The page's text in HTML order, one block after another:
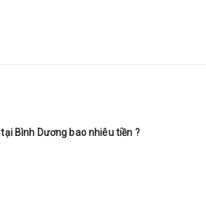
Bình Dương bao nhiêu tiền ?